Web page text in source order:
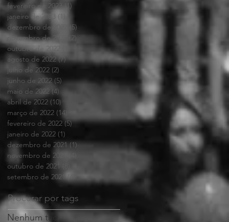
fevereiro de 2023
(1)
janeiro de 2023
(1)
dezembro de 2022
(5)
novembro de 2022
(2)2 posts
outubro de 2022
agosto de 2022 (7)7 posts
julho de 2022 (2)
junho de 2022 (5) 5 posts
maio de 2022 (4) 4 posts
abril de 2022 (10)
março de 2022 (14)
fevereiro de 2022 (5)5 posts
janeiro de 2022 (1)
dezembro de 2021 (1)1 post
novembro de 2021
outubro de 2021
setembro de 2021
(4)
Procurar por tags
Nenhum tag.